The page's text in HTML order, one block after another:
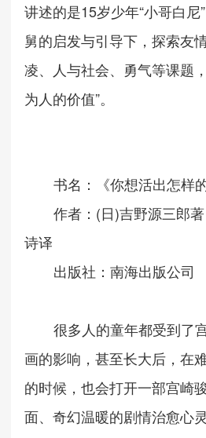
讲述的是15岁少年“小哥白尼”
舅的启发与引导下，探索友
凌、人与社会、勇气等课题
为人的价值”。
书名：《你想活出怎样
作者： ( 日 )吉野源三郎著
诗译
出版社：南海出版公司
很多人的童年都受到了
画的影响 ，甚至长大后，在
的时候，也会打开一部宫崎
面、奇幻温暖的剧情治愈心